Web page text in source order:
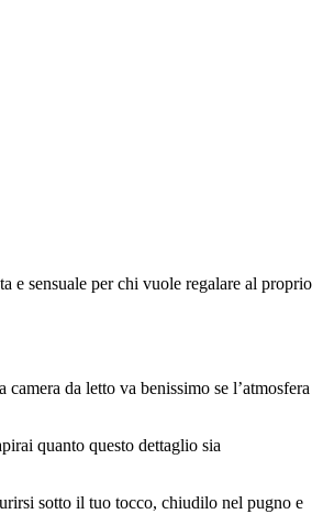
e sensuale per chi vuole regalare al proprio
da letto va benissimo se l’atmosfera
quanto questo dettaglio sia
sotto il tuo tocco, chiudilo nel pugno e